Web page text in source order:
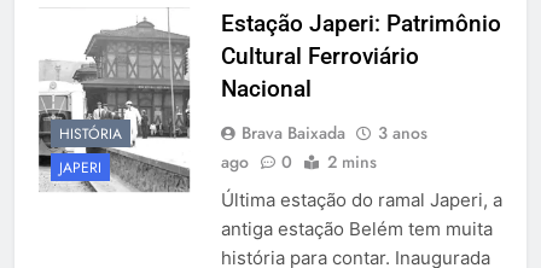
HISTÓRIA
JAPERI
Estação Japeri: Patrimônio
Cultural Ferroviário
Nacional
Brava Baixada
3 anos
ago
0 2 mins
Última estação do ramal Japeri, a
antiga estação Belém tem muita
história para contar. Inaugurada